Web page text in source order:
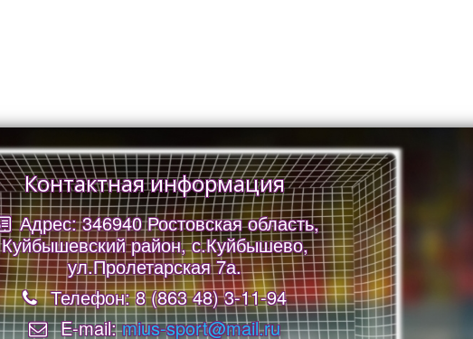
Контактная информация
Адрес: 346940 Ростовская область,
Куйбышевский район, с.Куйбышево,
ул.Пролетарская 7а.
Телефон: 8 (863 48) 3-11-94
E-mail:mius-sport@mail.ru